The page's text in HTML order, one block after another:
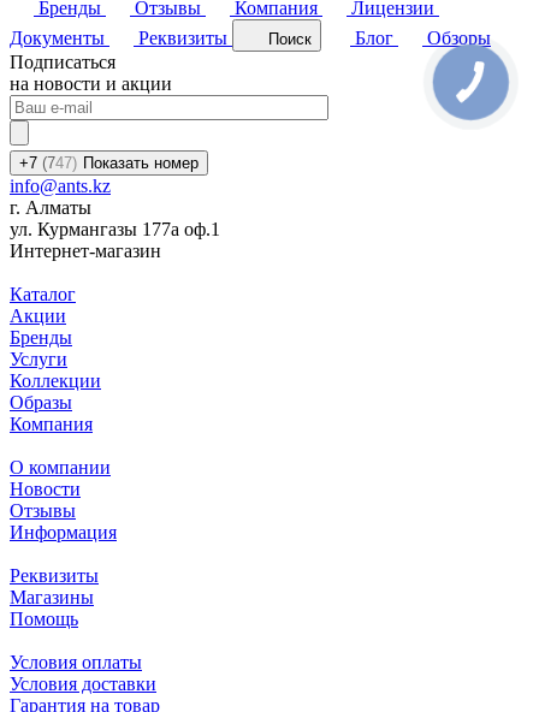
Бренды
Отзывы Компания
Лицензии
Документы
Реквизиты Поиск Блог
Обзоры
Подписаться
на новости и акции
+7 (747) Показать номер
info@ants.kz
г. Алматы
ул. Курмангазы 177а оф.1
Интернет-магазин
Каталог
Акции
Бренды
Услуги
Коллекции
Образы
Компания
О компании
Новости
Отзывы
Информация
Реквизиты
Магазины
Помощь
Условия оплаты
Условия доставки
Гарантия на товар